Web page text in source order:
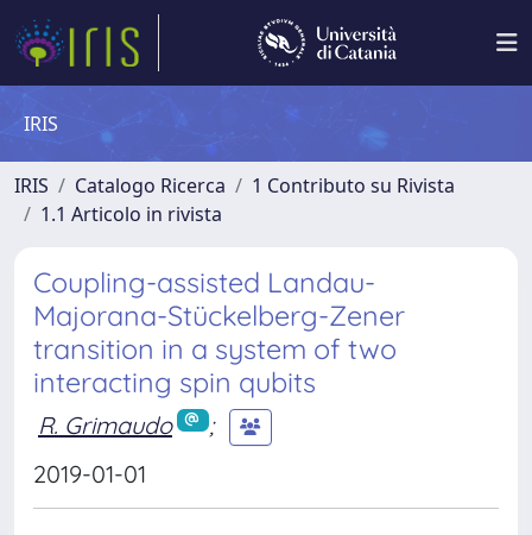
IRIS
IRIS Catalogo Ricerca
1 Contributo su Rivista
1.1 Articolo in rivista
Coupling-assisted Landau-
Majorana-Stückelberg-Zener
transition in a system of two
interacting spin qubits
R. Grimaudo
;
2019-01-01